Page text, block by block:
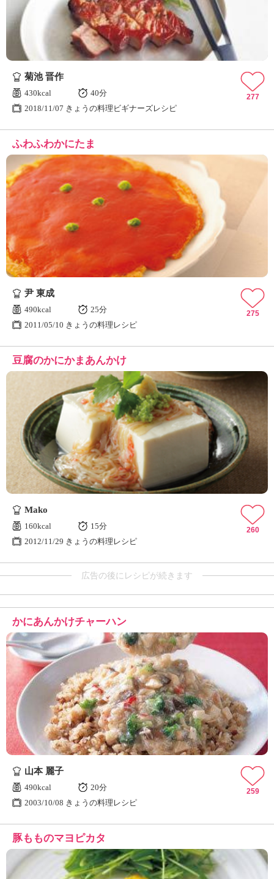
菊池 晋作
430kcal
40分
2018/11/07 きょうの料理ビギナーズレシピ
277
ふわふわかにたま
尹 東成
490kcal
25分
2011/05/10 きょうの料理レシピ
275
豆腐のかにかまあんかけ
Mako
160kcal
15分
2012/11/29 きょうの料理レシピ
260
広告の後にレシピが続きます
かにあんかけチャーハン
山本 麗子
490kcal
20分
2003/10/08 きょうの料理レシピ
259
豚もものマヨピカタ